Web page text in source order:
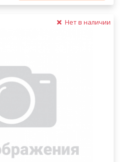
Нет в наличии